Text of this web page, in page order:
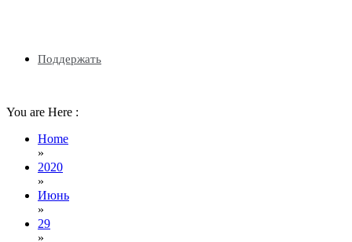
Поддержать
You are Here :
Home
»
2020
»
Июнь
»
29
»